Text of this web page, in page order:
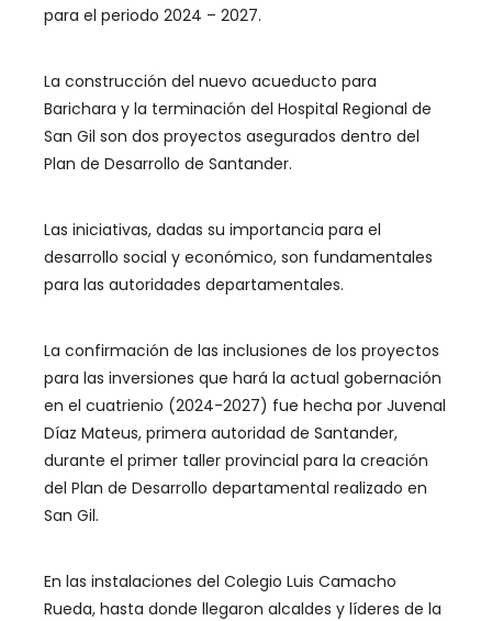
para el periodo 2024 – 2027.
La construcción del nuevo acueducto para
Barichara y la terminación del Hospital Regional de
San Gil son dos proyectos asegurados dentro del
Plan de Desarrollo de Santander.
Las iniciativas, dadas su importancia para el
desarrollo social y económico, son fundamentales
para las autoridades departamentales.
La confirmación de las inclusiones de los proyectos
para las inversiones que hará la actual gobernación
en el cuatrienio (2024-2027) fue hecha por Juvenal
Díaz Mateus, primera autoridad de Santander,
durante el primer taller provincial para la creación
del Plan de Desarrollo departamental realizado en
San Gil.
En las instalaciones del Colegio Luis Camacho
Rueda, hasta donde llegaron alcaldes y líderes de la